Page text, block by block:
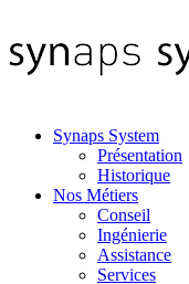
Synaps System
Présentation
Historique
Nos Métiers
Conseil
Ingénierie
Assistance
Services